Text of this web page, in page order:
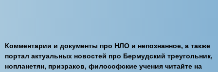
Комментарии и документы про НЛО и непознанное, а также
портал актуальных новостей про Бермудский треугольник,
нопланетян, призраков, философские учения читайте на